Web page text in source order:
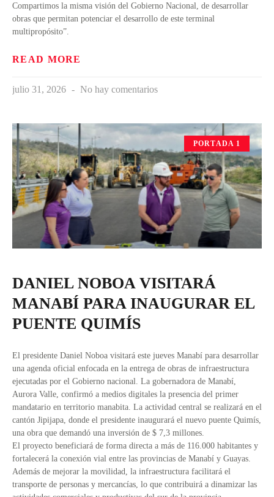
Compartimos la misma visión del Gobierno Nacional, de desarrollar
obras que permitan potenciar el desarrollo de este terminal
multipropósito”.
READ MORE
julio 31, 2026 No hay comentarios
PORTADA 1
DANIEL NOBOA VISITARÁ
MANABÍ PARA INAUGURAR EL
PUENTE QUIMÍS
El presidente Daniel Noboa visitará este jueves Manabí para desarrollar
una agenda oficial enfocada en la entrega de obras de infraestructura
ejecutadas por el Gobierno nacional. La gobernadora de Manabí,
Aurora Valle, confirmó a medios digitales la presencia del primer
mandatario en territorio manabita. La actividad central se realizará en el
cantón Jipijapa, donde el presidente inaugurará el nuevo puente Quimís,
una obra que demandó una inversión de $ 7,3 millones.
El proyecto beneficiará de forma directa a más de 116.000 habitantes y
fortalecerá la conexión vial entre las provincias de Manabí y Guayas.
Además de mejorar la movilidad, la infraestructura facilitará el
transporte de personas y mercancías, lo que contribuirá a dinamizar las